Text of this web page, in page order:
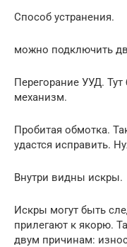
Способ устранения.
можно подключить
Перегорание УУД.
механизм.
Пробитая обмотка.
удастся исправить.
Внутри видны искры.
Искры могут быть
прилегают к якорю.
двум причинам: